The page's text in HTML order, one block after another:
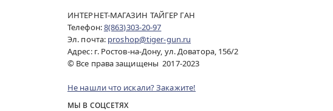
ИНТЕРНЕТ-МАГАЗИН ТАЙГЕР ГАН
Телефон:8(863)303-20-97
Эл. почта: proshop@tiger-gun.ru
Адрес: г. Ростов-на-Дону, ул. Доватора, 156/2
© Все права защищены 2017-2023
Не нашли что искали? Закажите!
МЫ В СОЦСЕТЯХ